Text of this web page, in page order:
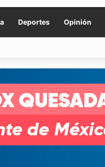
Deportes Opinión
III registra avances en Soledad